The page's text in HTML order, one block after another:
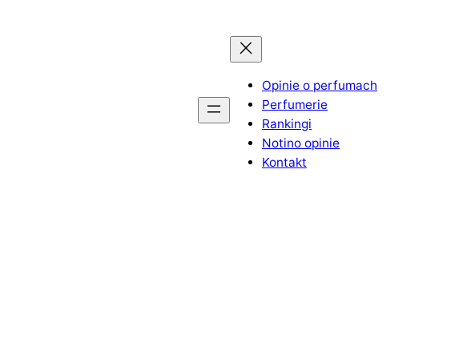
Opinie o perfumach
Perfumerie
Rankingi
Notino opinie
Kontakt